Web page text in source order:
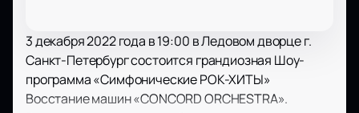
3 декабря 2022 года в 19:00 в Ледовом дворце г.
Санкт-Петербург состоится грандиозная Шоу-
программа «Симфонические РОК-ХИТЫ»
Восстание машин «CONCORD ORCHESTRA».